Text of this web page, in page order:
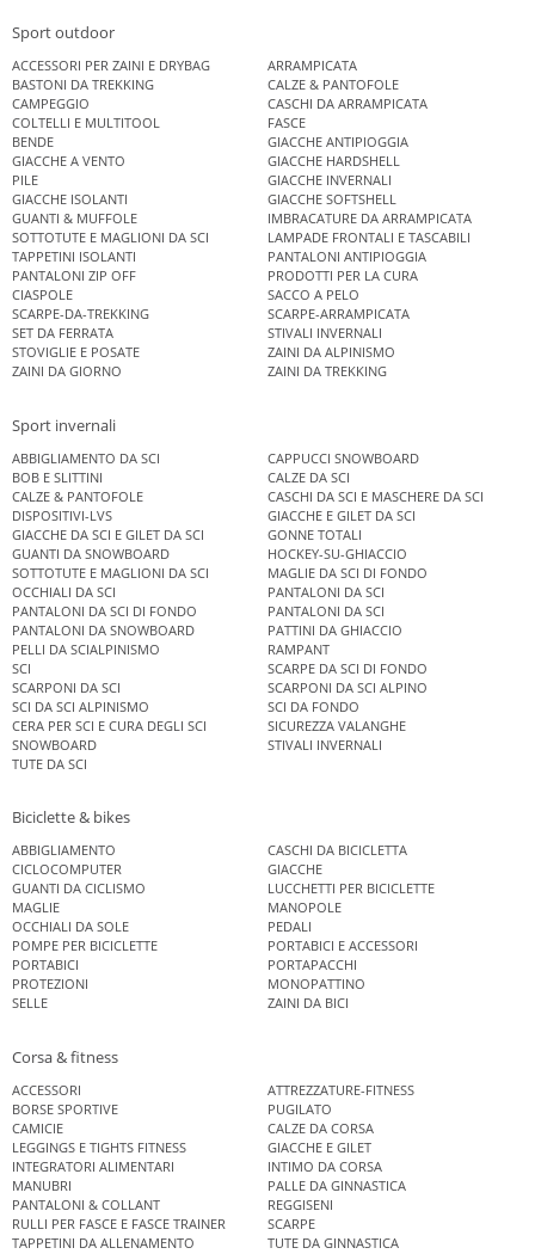
Sport outdoor
ACCESSORI PER ZAINI E DRYBAG
ARRAMPICATA
BASTONI DA TREKKING
CALZE & PANTOFOLE
CAMPEGGIO
CASCHI DA ARRAMPICATA
COLTELLI E MULTITOOL
FASCE
BENDE
GIACCHE ANTIPIOGGIA
GIACCHE A VENTO
GIACCHE HARDSHELL
PILE
GIACCHE INVERNALI
GIACCHE ISOLANTI
GIACCHE SOFTSHELL
GUANTI & MUFFOLE
IMBRACATURE DA ARRAMPICATA
SOTTOTUTE E MAGLIONI DA SCI
LAMPADE FRONTALI E TASCABILI
TAPPETINI ISOLANTI
PANTALONI ANTIPIOGGIA
PANTALONI ZIP OFF
PRODOTTI PER LA CURA
CIASPOLE
SACCO A PELO
SCARPE-DA-TREKKING
SCARPE-ARRAMPICATA
SET DA FERRATA
STIVALI INVERNALI
STOVIGLIE E POSATE
ZAINI DA ALPINISMO
ZAINI DA GIORNO
ZAINI DA TREKKING
Sport invernali
ABBIGLIAMENTO DA SCI
CAPPUCCI SNOWBOARD
BOB E SLITTINI
CALZE DA SCI
CALZE & PANTOFOLE
CASCHI DA SCI E MASCHERE DA SCI
DISPOSITIVI-LVS
GIACCHE E GILET DA SCI
GIACCHE DA SCI E GILET DA SCI
GONNE TOTALI
GUANTI DA SNOWBOARD
HOCKEY-SU-GHIACCIO
SOTTOTUTE E MAGLIONI DA SCI
MAGLIE DA SCI DI FONDO
OCCHIALI DA SCI
PANTALONI DA SCI
PANTALONI DA SCI DI FONDO
PANTALONI DA SCI
PANTALONI DA SNOWBOARD
PATTINI DA GHIACCIO
PELLI DA SCIALPINISMO
RAMPANT
SCI
SCARPE DA SCI DI FONDO
SCARPONI DA SCI
SCARPONI DA SCI ALPINO
SCI DA SCI ALPINISMO
SCI DA FONDO
CERA PER SCI E CURA DEGLI SCI
SICUREZZA VALANGHE
SNOWBOARD
STIVALI INVERNALI
TUTE DA SCI
Biciclette & bikes
ABBIGLIAMENTO
CASCHI DA BICICLETTA
CICLOCOMPUTER
GIACCHE
GUANTI DA CICLISMO
LUCCHETTI PER BICICLETTE
MAGLIE
MANOPOLE
OCCHIALI DA SOLE
PEDALI
POMPE PER BICICLETTE
PORTABICI E ACCESSORI
PORTABICI
PORTAPACCHI
PROTEZIONI
MONOPATTINO
SELLE
ZAINI DA BICI
Corsa & fitness
ACCESSORI
ATTREZZATURE-FITNESS
BORSE SPORTIVE
PUGILATO
CAMICIE
CALZE DA CORSA
LEGGINGS E TIGHTS FITNESS
GIACCHE E GILET
INTEGRATORI ALIMENTARI
INTIMO DA CORSA
MANUBRI
PALLE DA GINNASTICA
PANTALONI & COLLANT
REGGISENI
RULLI PER FASCE E FASCE TRAINER
SCARPE
TAPPETINI DA ALLENAMENTO
TUTE DA GINNASTICA